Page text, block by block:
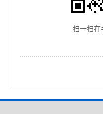
扫一扫在